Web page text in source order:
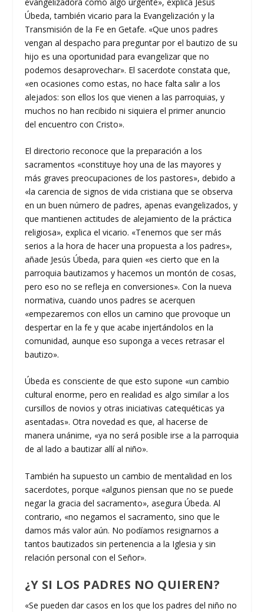
Úbeda, también vicario para la Evangelización y la
Transmisión de la Fe en Getafe. «Que unos padres
vengan al despacho para preguntar por el bautizo de su
hijo es una oportunidad para evangelizar que no
podemos desaprovechar». El sacerdote constata que,
«en ocasiones como estas, no hace falta salir a los
alejados: son ellos los que vienen a las parroquias, y
muchos no han recibido ni siquiera el primer anuncio
del encuentro con Cristo».
El directorio reconoce que la preparación a los
sacramentos «constituye hoy una de las mayores y
más graves preocupaciones de los pastores», debido a
«la carencia de signos de vida cristiana que se observa
en un buen número de padres, apenas evangelizados, y
que mantienen actitudes de alejamiento de la práctica
religiosa», explica el vicario. «Tenemos que ser más
serios a la hora de hacer una propuesta a los padres»,
añade Jesús Úbeda, para quien «es cierto que en la
parroquia bautizamos y hacemos un montón de cosas,
pero eso no se refleja en conversiones». Con la nueva
normativa, cuando unos padres se acerquen
«empezaremos con ellos un camino que provoque un
despertar en la fe y que acabe injertándolos en la
comunidad, aunque eso suponga a veces retrasar el
bautizo».
Úbeda es consciente de que esto supone «un cambio
cultural enorme, pero en realidad es algo similar a los
cursillos de novios y otras iniciativas catequéticas ya
asentadas». Otra novedad es que, al hacerse de
manera unánime, «ya no será posible irse a la parroquia
de al lado a bautizar allí al niño».
También ha supuesto un cambio de mentalidad en los
sacerdotes, porque «algunos piensan que no se puede
negar la gracia del sacramento», asegura Úbeda. Al
contrario, «no negamos el sacramento, sino que le
damos más valor aún. No podíamos resignarnos a
tantos bautizados sin pertenencia a la Iglesia y sin
relación personal con el Señor».
¿Y SI LOS PADRES NO QUIEREN?
«Se pueden dar casos en los que los padres del niño no